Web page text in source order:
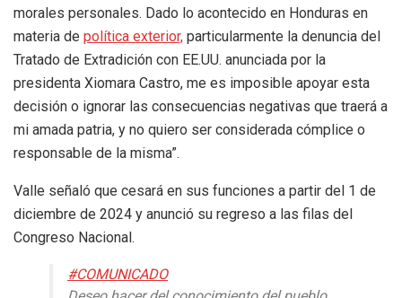
morales personales. Dado lo acontecido en Honduras en
materia de política exterior, particularmente la denuncia del
Tratado de Extradición con EE.UU. anunciada por la
presidenta Xiomara Castro, me es imposible apoyar esta
decisión o ignorar las consecuencias negativas que traerá a
mi amada patria, y no quiero ser considerada cómplice o
responsable de la misma”.
Valle señaló que cesará en sus funciones a partir del 1 de
diciembre de 2024 y anunció su regreso a las filas del
Congreso Nacional.
#COMUNICADO